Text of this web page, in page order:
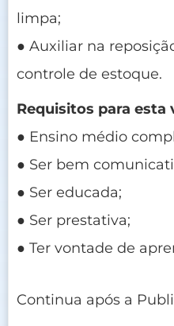
limpa;
● Auxiliar na
controle de estoque.
Requisitos para esta
● Ensino médio
● Ser bem
● Ser educada;
● Ser prestativa;
● Ter vontade de
Continua após a